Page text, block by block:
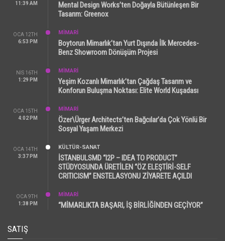
11:39 AM
Mental Design Works’ten Doğayla Bütünleşen Bir
Tasarım: Greenox
OCA 12TH
6:53 PM
MİMARİ
Boytorun Mimarlık’tan Yurt Dışında İlk Mercedes-
Benz Showroom Dönüşüm Projesi
NIS 16TH
1:29 PM
MİMARİ
Yeşim Kozanlı Mimarlık’tan Çağdaş Tasarım ve
Konforun Buluşma Noktası: Elite World Kuşadası
OCA 15TH
4:02 PM
MİMARİ
Özer\Ürger Architects’ten Bağcılar’da Çok Yönlü Bir
Sosyal Yaşam Merkezi
OCA 14TH
3:37 PM
KÜLTÜR-SANAT
İSTANBULSMD “I2P – IDEA TO PRODUCT”
STÜDYOSUNDA ÜRETİLEN “ÖZ ELEŞTİRİ-SELF
CRITICISM” ENSTELASYONU ZİYARETE AÇILDI
OCA 9TH
1:38 PM
MİMARİ
“MİMARLIKTA BAŞARI, İŞ BİRLİĞİNDEN GEÇİYOR”
SATIŞ